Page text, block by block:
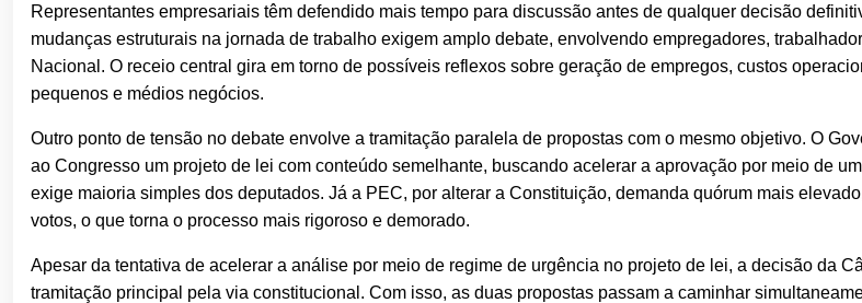
Representantes empresariais têm defendido mais tempo para discussão antes de qualquer decisão
mudanças estruturais na jornada de trabalho exigem amplo debate, envolvendo empregadores,
Nacional. O receio central gira em torno de possíveis reflexos sobre geração de empregos, custos
pequenos e médios negócios.
Outro ponto de tensão no debate envolve a tramitação paralela de propostas com o mesmo objetivo. O
ao Congresso um projeto de lei com conteúdo semelhante, buscando acelerar a aprovação por meio de
exige maioria simples dos deputados. Já a PEC, por alterar a Constituição, demanda quórum mais
votos, o que torna o processo mais rigoroso e demorado.
Apesar da tentativa de acelerar a análise por meio de regime de urgência no projeto de lei, a decisão da
tramitação principal pela via constitucional. Com isso, as duas propostas passam a caminhar